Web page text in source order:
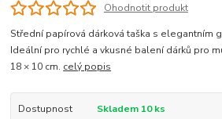
Ohodnotit produkt
Střední papírová dárková taška s elegantním
Ideální pro rychlé a vkusné balení dárků pro
18 × 10 cm. celý popis
Dostupnost
Skladem 10 ks